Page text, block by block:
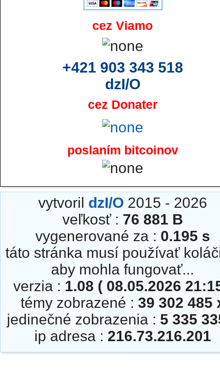
cez Viamo
+421 903 343 518
dzI/O
cez Donater
poslaním bitcoinov
vytvoril dzI/O 2015 - 2026
veľkosť : 76 881 B
vygenerované za : 0.195 s
táto stránka musí používať
aby mohla fungovať...
verzia : 1.08 ( 08.05.2026
témy zobrazené : 39 302 485
jedinečné zobrazenia : 5 335
ip adresa : 216.73.216.201